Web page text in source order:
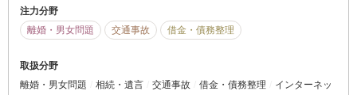
注力分野
離婚・男女問題
交通事故 借金・債務整理
取扱分野
離婚・男女問題
相続・遺言 交通事故 借金・債務整理
インターネッ